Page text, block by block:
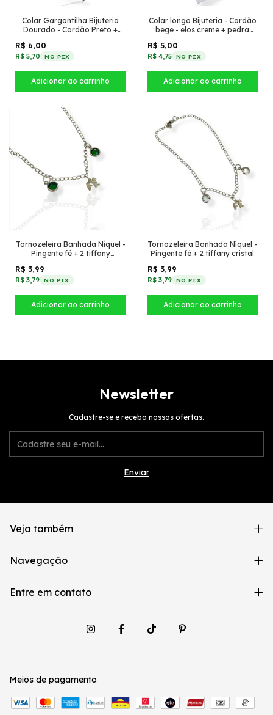
Colar Gargantilha Bijuteria
Dourado - Cordão Preto +
R$ 6,00
R$ 5,70 NO PIX
Colar longo Bijuteria - Cordão
bege - elos creme + pedra
R$ 5,00
R$ 4,75 NO PIX
Tornozeleira Banhada Níquel -
Pingente fé + 2 tiffany
R$ 3,99
R$ 3,79 NO PIX
Tornozeleira Banhada Níquel -
Pingente fé + 2 tiffany cristal
R$ 3,99
R$ 3,79 NO PIX
Newsletter
Cadastre-se e receba nossas ofertas.
Veja também
Navegação
Entre em contato
Meios de pagamento